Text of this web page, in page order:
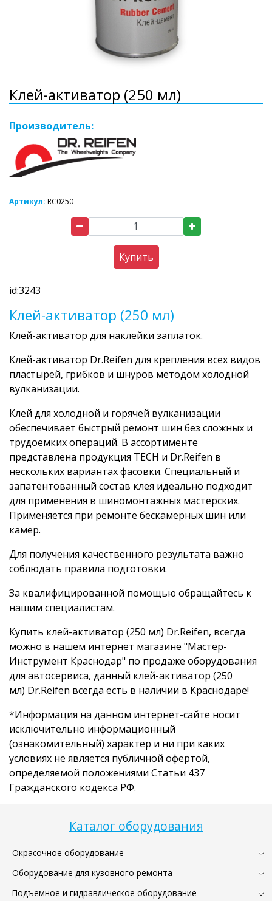
Каталог оборудования
Окрасочное оборудование
Оборудование для кузовного ремонта
Подъемное и гидравлическое оборудование
Клей-активатор (250 мл)
Производитель:
Артикул: RC0250
Купить
id:3243
Клей-активатор (250 мл)
Клей-активатор для наклейки заплаток.
Клей-активатор Dr.Reifen для крепления всех видов
пластырей, грибков и шнуров методом холодной
вулканизации.
Клей для холодной и горячей вулканизации
обеспечивает быстрый ремонт шин без сложных и
трудоёмких операций. В ассортименте
представлена продукция TECH и Dr.Reifen в
нескольких вариантах фасовки. Специальный и
запатентованный состав клея идеально подходит
для применения в шиномонтажных мастерских.
Применяется при ремонте бескамерных шин или
камер.
Для получения качественного результата важно
соблюдать правила подготовки.
За квалифицированной помощью обращайтесь к
нашим специалистам.
Купить клей-активатор (250 мл) Dr.Reifen, всегда
можно в нашем интернет магазине "Мастер-
Инструмент Краснодар" по продаже оборудования
для автосервиса, данный клей-активатор (250
мл) Dr.Reifen всегда есть в наличии в Краснодаре!
*Информация на данном интернет-сайте носит
исключительно информационный
(ознакомительный) характер и ни при каких
условиях не является публичной офертой,
определяемой положениями Статьи 437
Гражданского кодекса РФ.